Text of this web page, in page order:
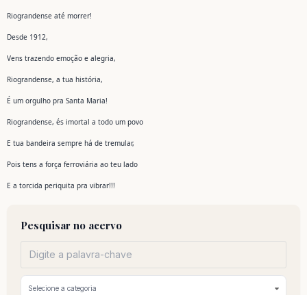
Riograndense até morrer!
Desde 1912,
Vens trazendo emoção e alegria,
Riograndense, a tua história,
É um orgulho pra Santa Maria!
Riograndense, és imortal a todo um povo
E tua bandeira sempre há de tremular,
Pois tens a força ferroviária ao teu lado
E a torcida periquita pra vibrar!!!
Pesquisar no acervo